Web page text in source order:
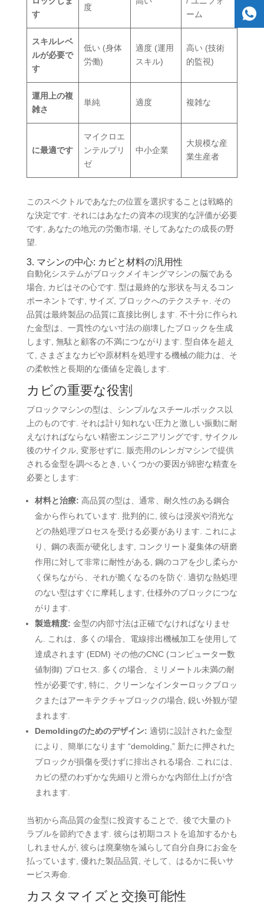
す
度
ーム
スキルレベ
ルが必要で
す
低い (身体
労働)
適度 (運用
スキル)
高い (技術
的監視)
運用上の複
雑さ
単純 適度 複雑な
に最適です
マイクロエ
ンテルプリ
ゼ
中小企業
大規模な産
業生産者
このスペクトルであなたの位置を選択することは戦略的
な決定です. それにはあなたの資本の現実的な評価が必要
です, あなたの地元の労働市場, そしてあなたの成長の野
望.
3. マシンの中心: カビと材料の汎用性
自動化システムがブロックメイキングマシンの脳である
場合, カビはその心です. 型は最終的な形状を与えるコン
ポーネントです, サイズ, ブロックへのテクスチャ. その
品質は最終製品の品質に直接比例します. 不十分に作られ
た金型は、一貫性のない寸法の崩壊したブロックを生成
します, 無駄と顧客の不満につながります. 型自体を超え
て, さまざまなカビや原材料を処理する機械の能力は、そ
の柔軟性と長期的な価値を定義します.
カビの重要な役割
ブロックマシンの型は、シンプルなスチールボックス以
上のものです. それは計り知れない圧力と激しい振動に耐
えなければならない精密エンジニアリングです, サイクル
後のサイクル, 変形せずに. 販売用のレンガマシンで提供
される金型を調べるとき, いくつかの要因が綿密な精査を
必要とします:
材料と治療: 高品質の型は、通常、耐久性のある鋼合
金から作られています. 批判的に, 彼らは浸炭や消光な
どの熱処理プロセスを受ける必要があります. これによ
り、鋼の表面が硬化します, コンクリート凝集体の研磨
作用に対して非常に耐性がある, 鋼のコアを少し柔らか
く保ちながら、それが脆くなるのを防ぐ. 適切な熱処理
のない型はすぐに摩耗します, 仕様外のブロックにつな
がります.
製造精度: 金型の内部寸法は正確でなければなりませ
ん. これは、多くの場合、電線排出機械加工を使用して
達成されます (EDM) その他のCNC (コンピューター数
値制御) プロセス. 多くの場合、ミリメートル未満の耐
性が必要です, 特に、クリーンなインターロックブロッ
クまたはアーキテクチャブロックの場合, 鋭い外観が望
まれます.
Demoldingのためのデザイン: 適切に設計された金型
により、簡単になります “demolding,” 新たに押された
ブロックが損傷を受けずに排出される場合. これには、
カビの壁のわずかな先細りと滑らかな内部仕上げが含
まれます.
当初から高品質の金型に投資することで、後で大量のト
ラブルを節約できます. 彼らは初期コストを追加するかも
しれませんが, 彼らは廃棄物を減らして自分自身にお金を
払っています, 優れた製品品質, そして、はるかに長いサ
ービス寿命.
カスタマイズと交換可能性